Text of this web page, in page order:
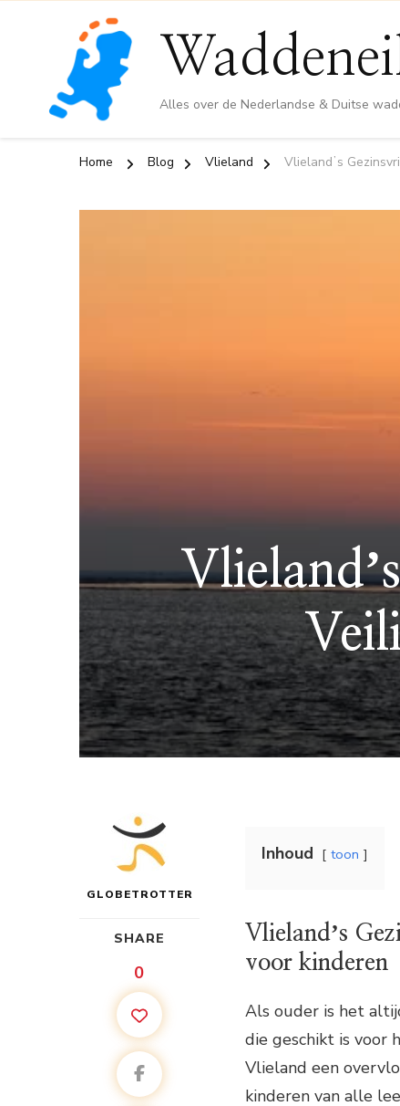
Alles over de Nederlandse & Duitse
Home Blog Vlieland Vlielandʼs
GLOBETROTTER
SHARE
0
Inhoud toon
Vlielandʼs
voor kinderen
Als ouder is het
die geschikt is voor
Vlieland een
kinderen van alle